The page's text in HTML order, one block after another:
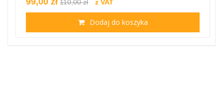
110,00 zł z VAT
Dodaj do koszyka